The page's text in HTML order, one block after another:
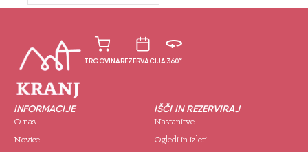
TRGOVINAREZERVACIJA360°
INFORMACIJE
O nas
Novice
IŠČI IN REZERVIRAJ
Nastanitve
Ogledi in izleti